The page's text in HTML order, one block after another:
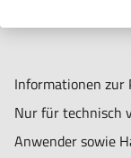
Informationen zur
Nur für technisch
Anwender sowie